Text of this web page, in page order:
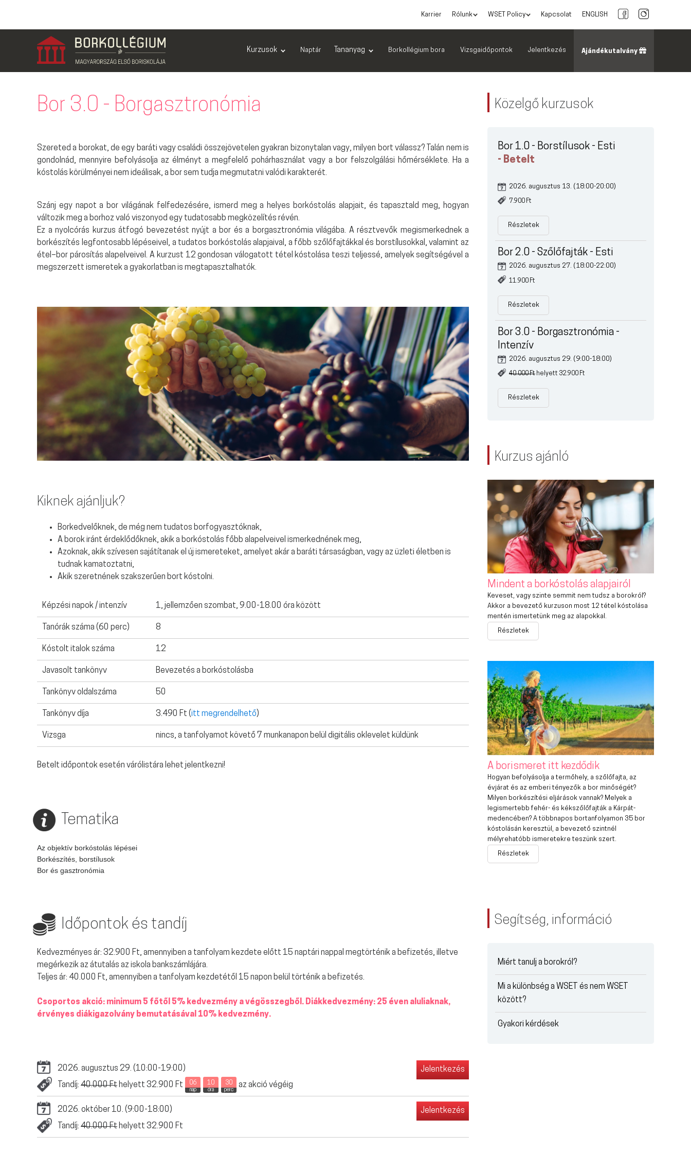
Karrier Rólunk WSET Policy Kapcsolat ENGLISH
Kurzusok Naptár Tananyag Borkollégium bora Vizsgaidőpontok Jelentkezés Ajándékutalvány
Bor 3.0 - Borgasztronómia
Szereted a borokat, de egy baráti vagy családi összejövetelen gyakran bizonytalan vagy, milyen bort válassz? Talán nem is
gondolnád, mennyire befolyásolja az élményt a megfelelő pohárhasználat vagy a bor felszolgálási hőmérséklete. Ha a
kóstolás körülményei nem ideálisak, a bor sem tudja megmutatni valódi karakterét.
Szánj egy napot a bor világának felfedezésére, ismerd meg a helyes borkóstolás alapjait, és tapasztald meg, hogyan
változik meg a borhoz való viszonyod egy tudatosabb megközelítés révén.
Ez a nyolcórás kurzus átfogó bevezetést nyújt a bor és a borgasztronómia világába. A résztvevők megismerkednek a
borkészítés legfontosabb lépéseivel, a tudatos borkóstolás alapjaival, a főbb szőlőfajtákkal és borstílusokkal, valamint az
étel–bor párosítás alapelveivel. A kurzust 12 gondosan válogatott tétel kóstolása teszi teljessé, amelyek segítségével a
megszerzett ismeretek a gyakorlatban is megtapasztalhatók.
Kiknek ajánljuk?
Borkedvelőknek, de még nem tudatos borfogyasztóknak,
A borok iránt érdeklődőknek, akik a borkóstolás főbb alapelveivel ismerkednének meg,
Azoknak, akik szívesen sajátítanak el új ismereteket, amelyet akár a baráti társaságban, vagy az üzleti életben is
tudnak kamatoztatni,
Akik szeretnének szakszerűen bort kóstolni.
Képzési napok / intenzív 1, jellemzően szombat, 9.00-18.00 óra között
Tanórák száma (60 perc) 8
Kóstolt italok száma 12
Javasolt tankönyv Bevezetés a borkóstolásba
Tankönyv oldalszáma 50
Tankönyv díja 3.490 Ft (itt megrendelhető)
Vizsga nincs, a tanfolyamot követő 7 munkanapon belül digitális oklevelet küldünk
Betelt időpontok esetén várólistára lehet jelentkezni!
Tematika
Az objektív borkóstolás lépései
Borkészítés, borstílusok
Bor és gasztronómia
Időpontok és tandíj
Kedvezményes ár: 32.900 Ft, amennyiben a tanfolyam kezdete előtt 15 naptári nappal megtörténik a befizetés, illetve
megérkezik az átutalás az iskola bankszámlájára.
Teljes ár: 40.000 Ft, amennyiben a tanfolyam kezdetétől 15 napon belül történik a befizetés.
Csoportos akció: minimum 5 főtől 5% kedvezmény a végösszegből. Diákkedvezmény: 25 éven aluliaknak,
érvényes diákigazolvány bemutatásával 10% kedvezmény.
Jelentkezés
2026. augusztus 29. (10:00-19:00)
Tandíj: 40.000 Ft helyett 32.900 Ft 06
nap
10
óra
30
perc
az akció végéig
Jelentkezés
2026. október 10. (9:00-18:00)
Tandíj: 40.000 Ft helyett 32.900 Ft
Közelgő kurzusok
Bor 1.0 - Borstílusok - Esti
- Betelt
2026. augusztus 13. (18:00-20:00)
7.900 Ft
Részletek
Bor 2.0 - Szőlőfajták - Esti
2026. augusztus 27. (18:00-22:00)
11.900 Ft
Részletek
Bor 3.0 - Borgasztronómia -
Intenzív
2026. augusztus 29. (9:00-18:00)
40.000 Ft helyett 32.900 Ft
Részletek
Kurzus ajánló
Mindent a borkóstolás alapjairól
Keveset, vagy szinte semmit nem tudsz a borokról?
Akkor a bevezető kurzuson most 12 tétel kóstolása
mentén ismertetünk meg az alapokkal.
Részletek
A borismeret itt kezdődik
Hogyan befolyásolja a termőhely, a szőlőfajta, az
évjárat és az emberi tényezők a bor minőségét?
Milyen borkészítési eljárások vannak? Melyek a
legismertebb fehér- és kékszőlőfajták a Kárpát-
medencében? A többnapos bortanfolyamon 35 bor
kóstolásán keresztül, a bevezető szintnél
mélyrehatóbb ismeretekre teszünk szert.
Részletek
Segítség, információ
Miért tanulj a borokról?
Mi a különbség a WSET és nem WSET
között?
Gyakori kérdések